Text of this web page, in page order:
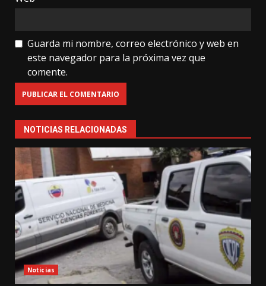
Guarda mi nombre, correo electrónico y web en
este navegador para la próxima vez que
comente.
NOTICIAS RELACIONADAS
Noticias